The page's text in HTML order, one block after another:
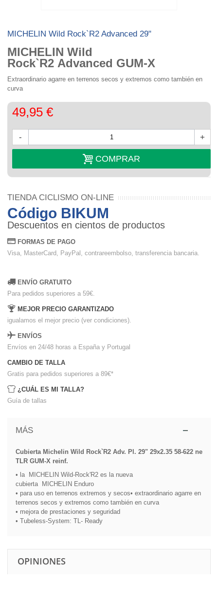
MICHELIN Wild Rock`R2 Advanced 29"
MICHELIN Wild
Rock`R2 Advanced GUM-X
Extraordinario agarre en terrenos secos y extremos como también en
curva
49,95 €
- +
COMPRAR
TIENDA CICLISMO ON-LINE
Código BIKUM
Descuentos en cientos de productos
FORMAS DE PAGO
Visa, MasterCard, PayPal, contrareembolso, transferencia bancaria.
ENVÍO GRATUITO
Para pedidos superiores a 59€.
MEJOR PRECIO GARANTIZADO
igualamos el mejor precio (ver condiciones).
ENVÍOS
Envíos en 24/48 horas a España y Portugal
CAMBIO DE TALLA
Gratis para pedidos superiores a 89€*
¿CUÁL ES MI TALLA?
Guía de tallas
MÁS
Cubierta Michelin Wild Rock`R2 Adv. Pl. 29" 29x2.35 58-622 ne
TLR GUM-X reinf.
• la
MICHELIN Wild-Rock'R2 es la nueva
cubierta
MICHELIN Enduro
• para uso en terrenos extremos y secos• extraordinario agarre en
terrenos secos y extremos como también en curva
• mejora de prestaciones y seguridad
• Tubeless-System: TL- Ready
OPINIONES